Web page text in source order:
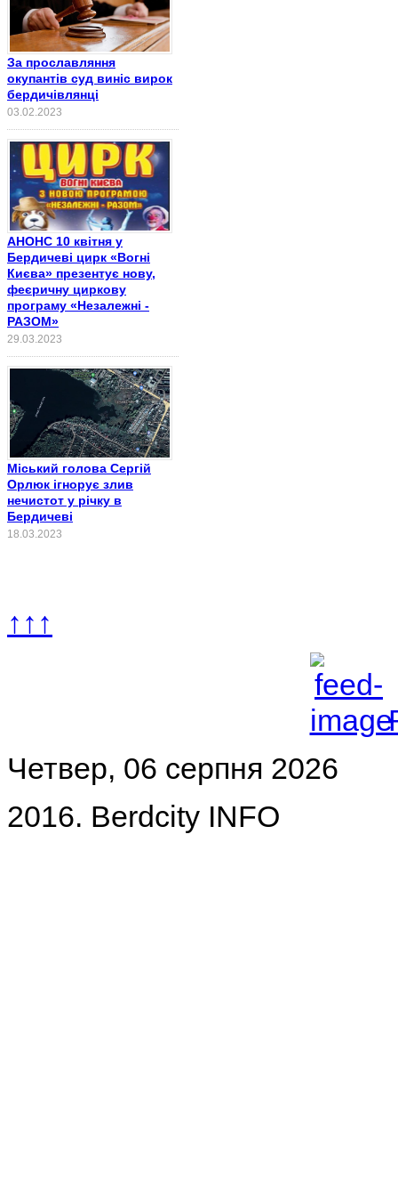
За прославляння
окупантів суд виніс вирок
бердичівлянці
03.02.2023
АНОНС 10 квітня у
Бердичеві цирк «Вогні
Києва» презентує нову,
феєричну циркову
програму «Незалежні -
РАЗОМ»
29.03.2023
Міський голова Сергій
Орлюк ігнорує злив
нечистот у річку в
Бердичеві
18.03.2023
↑↑↑
Четвер, 06 серпня 2026
2016. Berdcity INFO